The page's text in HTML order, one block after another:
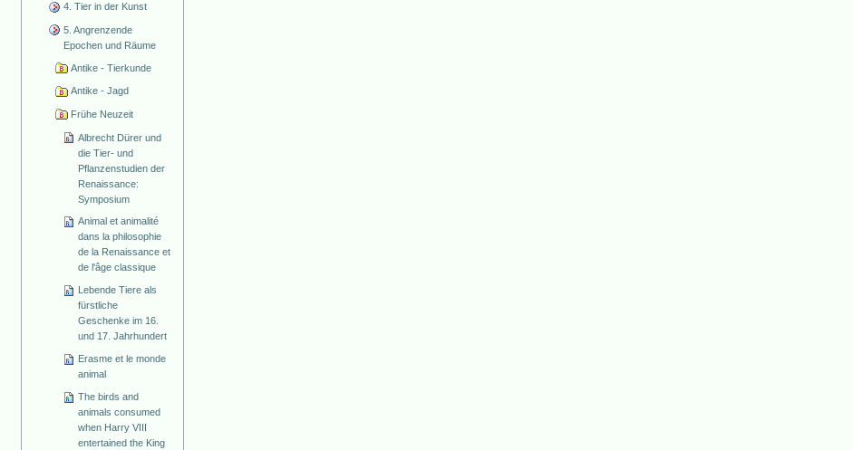
4. Tier in der Kunst
5. Angrenzende
Epochen und Räume
Antike - Tierkunde
Antike - Jagd
Frühe Neuzeit
Albrecht Dürer und
die Tier- und
Pflanzenstudien der
Renaissance:
Symposium
Animal et animalité
dans la philosophie
de la Renaissance et
de l'âge classique
Lebende Tiere als
fürstliche
Geschenke im 16.
und 17. Jahrhundert
Erasme et le monde
animal
The birds and
animals consumed
when Harry VIII
entertained the King